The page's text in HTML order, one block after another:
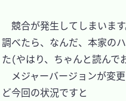
競合が発生してしまいま
調べたら、なんだ、本家の
た(やはり、ちゃんと読んで
メジャーバージョンが変
ど今回の状況ですと